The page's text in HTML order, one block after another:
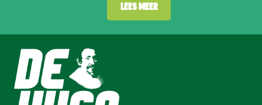
Lees meer